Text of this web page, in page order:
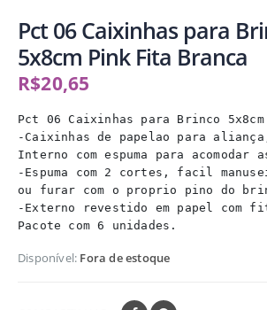
Pct 06 Caixinhas para
5x8cm Pink Fita Branca
R$20,65
Pct 06 Caixinhas para Brinco
-Caixinhas de papelao para
Interno com espuma para acomodar
-Espuma com 2 cortes, facil
ou furar com o proprio pino do
-Externo revestido em papel com
Pacote com 6 unidades.
Disponível: Fora de estoque